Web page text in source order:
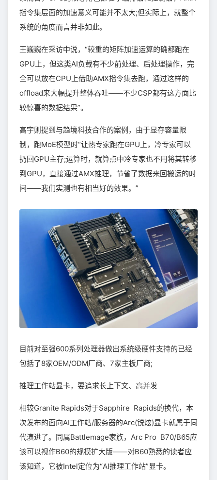
指令集层面的加速意义可能并不太大;但实际上，就整个
系统的角度而言并非如此。
王巍巍在采访中说，“较重的矩阵加速运算的确都跑在
GPU上，但这类AI负载有不少前处理、后处理操作，完
全可以放在CPU上借助AMX指令集去跑，通过这样的
offload来大幅提升整体吞吐——不少CSP都有这方面比
较惊喜的数据结果”。
高宇则提到与趋境科技合作的案例，由于显存容量限
制，跑MoE模型时“让热专家跑在GPU上，冷专家可以
扔回GPU主存;运算时，就算点中冷专家也不用将其转移
到GPU，直接通过AMX推理，节省了数据来回搬运的时
间——我们实测也有相当好的效果。”
目前对至强600系列处理器做出系统级硬件支持的已经
包括了8家OEM/ODM厂商、7家主板厂商;
推理工作站显卡，要追求长上下文、高并发
相较Granite Rapids对于Sapphire Rapids的换代，本
次发布的面向AI工作站/服务器的Arc(锐炫)显卡就属于同
代演进了。同属Battlemage家族，Arc Pro B70/B65应
该可以视作B60的规模扩大版——对B60熟悉的读者应
该知道，它被Intel定位为“AI推理工作站”显卡。